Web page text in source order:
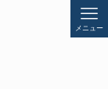
メニュー